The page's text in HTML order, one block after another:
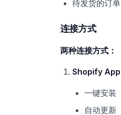
待发货的订单
连接方式
两种连接方式：
Shopify
一键安装
自动更新